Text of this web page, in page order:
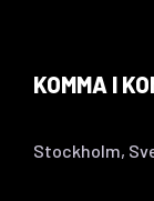
KOMMA I
Stockholm,